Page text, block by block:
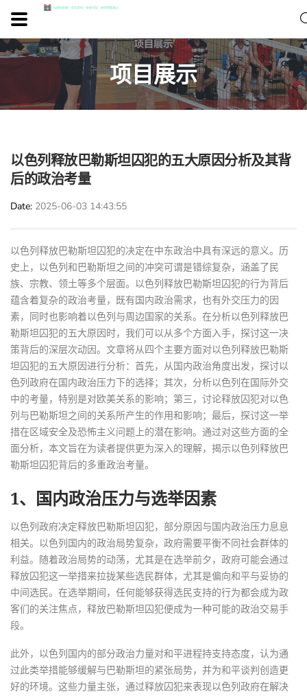
项目展示
以色列释放巴勒斯坦囚犯的五大原因分析及其背
后的政治考量
Date 2025-06-03 14:43:55
以色列释放巴勒斯坦囚犯的决定在中东政治中具有深远的意义。历
史上，以色列和巴勒斯坦之间的冲突可谓是错综复杂，涵盖了民
族、宗教、领土等多个层面。以色列释放巴勒斯坦囚犯的行为背后
蕴含着复杂的政治考量，既有国内政治需求，也有外交压力的因
素，同时也影响着以色列与周边国家的关系。在分析以色列释放巴
勒斯坦囚犯的五大原因时，我们可以从多个方面入手，探讨这一决
策背后的深层次动因。文章将从四个主要方面对以色列释放巴勒斯
坦囚犯的五大原因进行分析：首先，从国内政治角度出发，探讨以
色列政府在国内政治压力下的选择；其次，分析以色列在国际外交
中的考量，特别是对欧美关系的影响；第三，讨论释放囚犯对以色
列与巴勒斯坦之间的关系所产生的作用和影响；最后，探讨这一举
措在区域安全及恐怖主义问题上的潜在影响。通过对这些方面的全
面分析，本文旨在为读者提供更为深入的理解，揭示以色列释放巴
勒斯坦囚犯背后的多重政治考量。
1、国内政治压力与选举因素
以色列政府决定释放巴勒斯坦囚犯，部分原因与国内政治压力息息
相关。以色列国内的政治局势复杂，政府需要平衡不同社会群体的
利益。随着政治局势的动荡，尤其是在选举前夕，政府可能会通过
释放囚犯这一举措来拉拢某些选民群体，尤其是偏向和平与妥协的
中间选民。在选举期间，任何能够获得选民支持的行为都会成为政
客们的关注焦点，释放巴勒斯坦囚犯便成为一种可能的政治交易手
段。
此外，以色列国内的部分政治力量对和平进程持支持态度，认为通
过此类举措能够缓解与巴勒斯坦的紧张局势，并为和平谈判创造更
好的环境。这些力量主张，通过释放囚犯来表现以色列政府在解决